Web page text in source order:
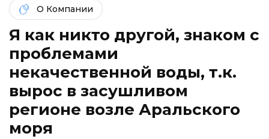
О Компании
Я как никто другой, знаком c
проблемами
некачественной воды, т.к.
вырос в засушливом
регионе возле Аральского
моря